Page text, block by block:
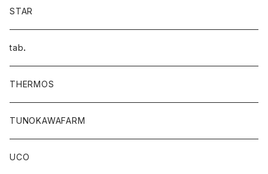
STAR
tab．
THERMOS
TUNOKAWAFARM
UCO